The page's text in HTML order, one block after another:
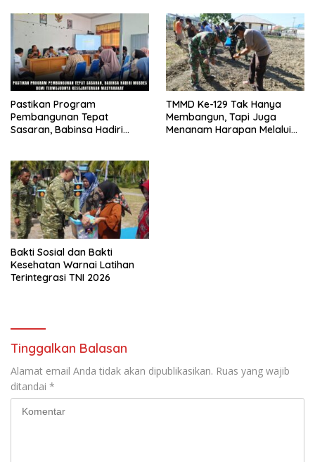
Kampung Sesor
Pastikan Program
Pembangunan Tepat
Sasaran, Babinsa Hadiri
TMMD Ke-129 Tak Hanya
Membangun, Tapi Juga
Menanam Harapan Melalui
Bakti Sosial dan Bakti
Kesehatan Warnai Latihan
Terintegrasi TNI 2026
Tinggalkan Balasan
Alamat email Anda tidak akan dipublikasikan. Ruas yang wajib
ditandai *